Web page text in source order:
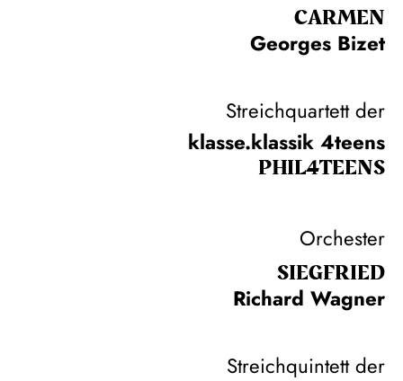
CARMEN
Georges Bizet
Streichquartett der
klasse.klassik 4teens
PHIL­4TEENS
Orchester
SIEG­FRIED
Richard Wagner
Streichquintett der